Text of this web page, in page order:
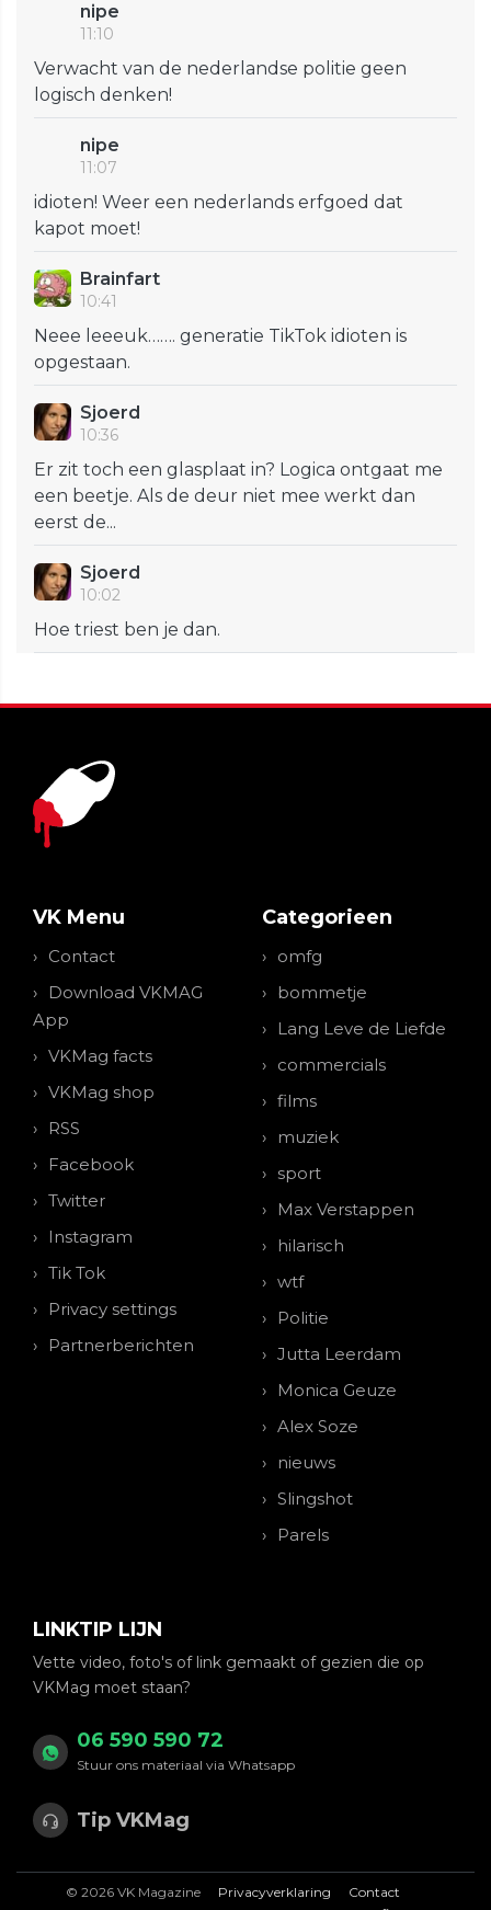
nipe
11:10
Verwacht van de nederlandse politie geen
logisch denken!
nipe
11:07
idioten! Weer een nederlands erfgoed dat
kapot moet!
Brainfart
10:41
Neee leeeuk……. generatie TikTok idioten is
opgestaan.
Sjoerd
10:36
Er zit toch een glasplaat in? Logica ontgaat me
een beetje. Als de deur niet mee werkt dan
eerst de...
Sjoerd
10:02
Hoe triest ben je dan.
VK Menu
Contact
Download VKMAG
App
VKMag facts
VKMag shop
RSS
Facebook
Twitter
Instagram
Tik Tok
Privacy settings
Partnerberichten
Categorieen
omfg
bommetje
Lang Leve de Liefde
commercials
films
muziek
sport
Max Verstappen
hilarisch
wtf
Politie
Jutta Leerdam
Monica Geuze
Alex Soze
nieuws
Slingshot
Parels
LINKTIP LIJN
Vette video, foto's of link gemaakt of gezien die op
VKMag moet staan?
06 590 590 72
Stuur ons materiaal via Whatsapp
Tip VKMag
© 2026 VK Magazine Privacyverklaring
Contact